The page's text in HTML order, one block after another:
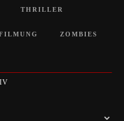
THRILLER
ZOMBIES